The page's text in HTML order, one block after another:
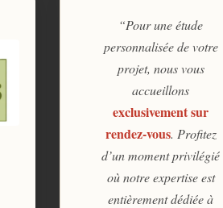
“Pour une étude
personnalisée de votre
projet, nous vous
accueillons
exclusivement sur
rendez-vous. Profitez
d’un moment privilégié
où notre expertise est
entièrement dédiée à